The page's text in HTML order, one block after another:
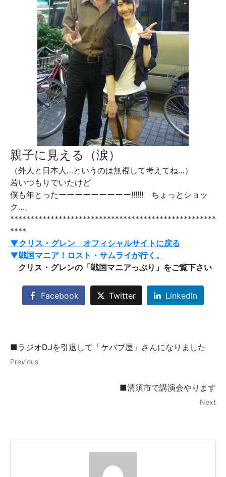
親子に見える（涙）
（外人と日本人…というのは無視して考えてね…）
若いつもりでいたけど
僕も年とったーーーーーーーーー!!!!!! ちょっとショッ
ク…。
***************************************************
****
▼クリス・グレン オフィシャルサイトに戻る
▼戦国マニア！ロスト・サムライが行く。
クリス・グレンの「戦国マニアっぷり」をご覧下さい
Facebook Twitter LinkedIn
■ラジオDJを引退して「ケバブ屋」さんになりました
Previous
■清須市で講演会やります
Next